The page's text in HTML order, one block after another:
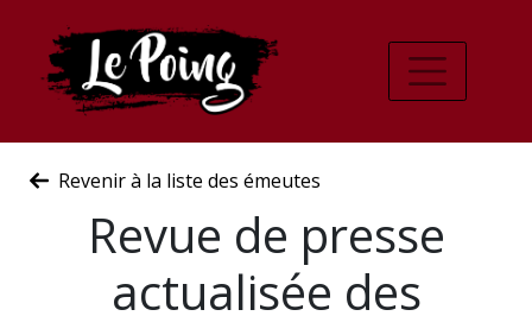
Revenir à la liste des émeutes
Revue de presse
actualisée des